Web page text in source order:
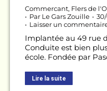
Commercant, Flers de
Par Le Gars Zouille
Laisser un
Implantée au 49 rue
Conduite est bien
école. Fondée par
Lire la suite